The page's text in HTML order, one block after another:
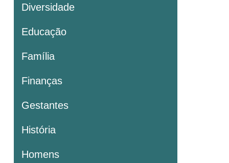
Diversidade
Educação
Família
Finanças
Gestantes
História
Homens